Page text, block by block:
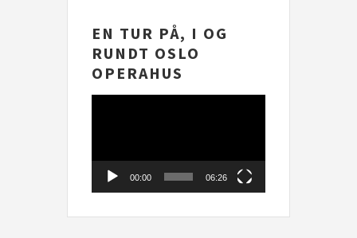
EN TUR PÅ, I OG
RUNDT OSLO
OPERAHUS
00:00 06:26